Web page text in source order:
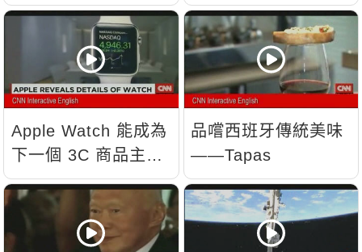
Apple Watch 能成為
下一個 3C 商品主
流？
品嚐西班牙傳統美味
——Tapas